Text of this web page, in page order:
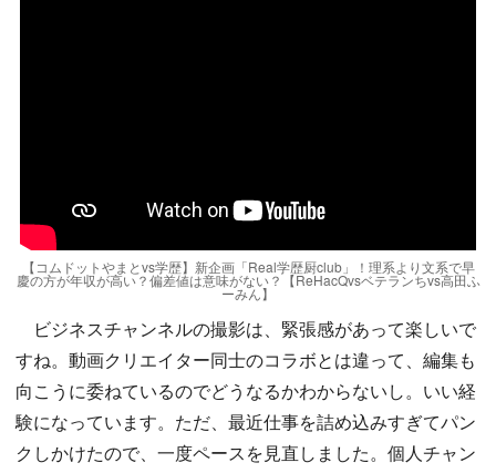
【コムドットやまとvs学歴】新企画「Real学歴厨club」！理系より文系で早
慶の方が年収が高い？偏差値は意味がない？【ReHacQvsベテランちvs高田ふ
ーみん】
ビジネスチャンネルの撮影は、緊張感があって楽しいで
すね。動画クリエイター同士のコラボとは違って、編集も
向こうに委ねているのでどうなるかわからないし。いい経
験になっています。ただ、最近仕事を詰め込みすぎてパン
クしかけたので、一度ペースを見直しました。個人チャン